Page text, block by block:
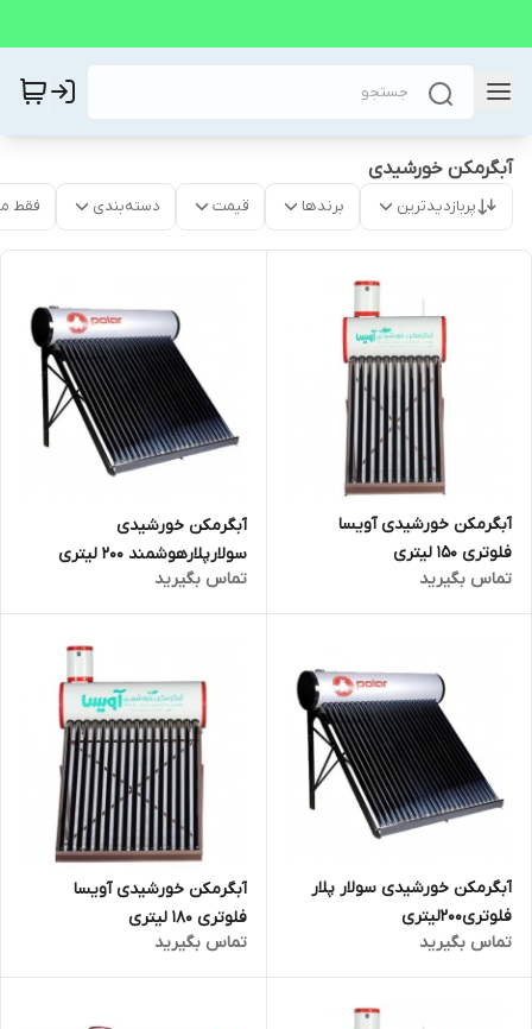
آبگرمکن خورشیدی
پربازدیدترین برندها قیمت دسته‌بندی فقط
آبگرمکن خورشیدی آویسا
فلوتری 150 لیتری
تماس بگیرید
آبگرمکن خورشیدی
سولارپلارهوشمند 200 لیتری
تماس بگیرید
آبگرمکن خورشیدی سولار پلار
فلوتری200لیتری
تماس بگیرید
آبگرمکن خورشیدی آویسا
فلوتری 180 لیتری
تماس بگیرید